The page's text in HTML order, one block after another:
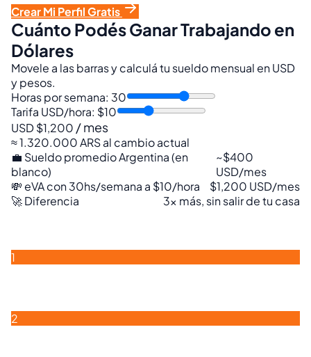
Crear Mi Perfil Gratis
Cuánto Podés Ganar Trabajando en
Dólares
Movele a las barras y calculá tu sueldo mensual en USD
y pesos.
Horas por semana: 30
Tarifa USD/hora: $10
USD $1,200 / mes
≈ 1.320.000 ARS al cambio actual
💼 Sueldo promedio Argentina (en
blanco)
~$400
USD/mes
💸 eVA con 30hs/semana a $10/hora
$1,200 USD/mes
🚀 Diferencia
3x más, sin salir de tu casa
1
2